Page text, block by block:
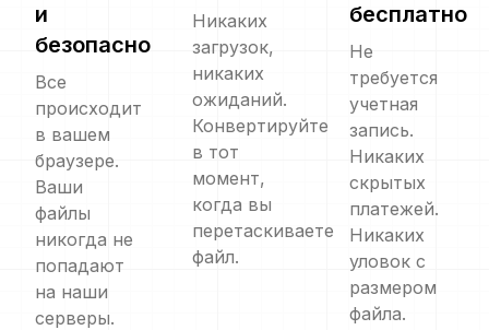
и
безопасно
Все
происходит
в вашем
браузере.
Ваши
файлы
никогда не
попадают
на наши
серверы.
Никаких
загрузок,
никаких
ожиданий.
Конвертируйте
в тот
момент,
когда вы
перетаскиваете
файл.
бесплатно
Не
требуется
учетная
запись.
Никаких
скрытых
платежей.
Никаких
уловок с
размером
файла.